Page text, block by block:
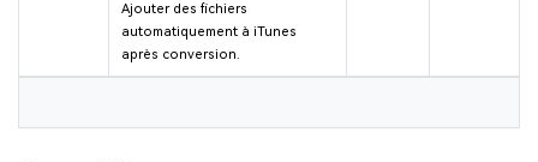
Ajouter des fichiers
automatiquement à iTunes
après conversion.